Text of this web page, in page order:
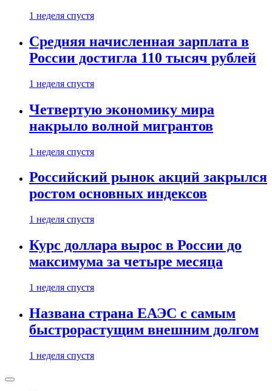
1 неделя спустя
Средняя начисленная зарплата в
России достигла 110 тысяч рублей
1 неделя спустя
Четвертую экономику мира
накрыло волной мигрантов
1 неделя спустя
Российский рынок акций закрылся
ростом основных индексов
1 неделя спустя
Курс доллара вырос в России до
максимума за четыре месяца
1 неделя спустя
Названа страна ЕАЭС с самым
быстрорастущим внешним долгом
1 неделя спустя